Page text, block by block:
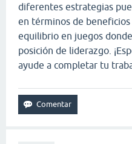
diferentes estrategias
en términos de
equilibrio en juegos
posición de liderazgo.
ayude a completar tu